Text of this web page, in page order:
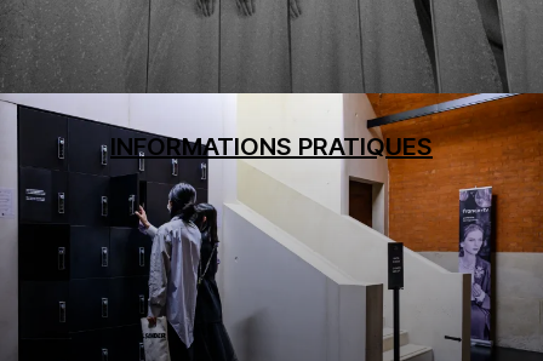
INFORMATIONS PRATIQUES